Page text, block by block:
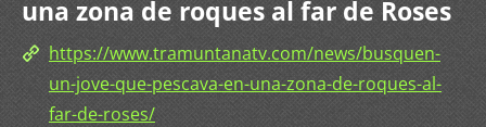
una zona de roques al far de Roses
https://www.tramuntanatv.com/news/busquen-
un-jove-que-pescava-en-una-zona-de-roques-al-
far-de-roses/